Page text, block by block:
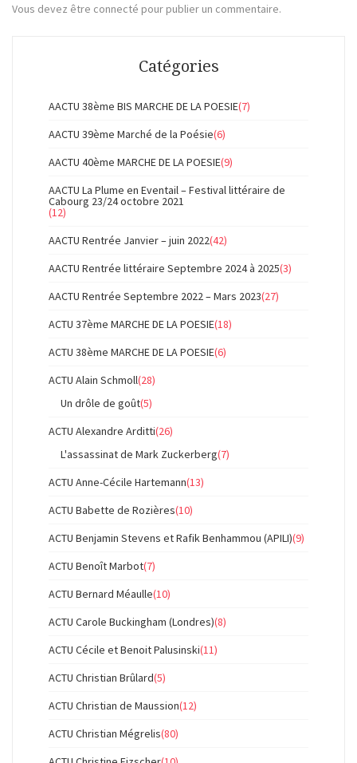
Vous devez être connecté pour publier un commentaire.
Catégories
AACTU 38ème BIS MARCHE DE LA POESIE(7)
AACTU 39ème Marché de la Poésie(6)
AACTU 40ème MARCHE DE LA POESIE(9)
AACTU La Plume en Eventail – Festival littéraire de
Cabourg 23/24 octobre 2021
(12)
AACTU Rentrée Janvier – juin 2022(42)
AACTU Rentrée littéraire Septembre 2024 à 2025(3)
AACTU Rentrée Septembre 2022 – Mars 2023(27)
ACTU 37ème MARCHE DE LA POESIE(18)
ACTU 38ème MARCHE DE LA POESIE(6)
ACTU Alain Schmoll(28)
Un drôle de goût(5)
ACTU Alexandre Arditti(26)
L'assassinat de Mark Zuckerberg(7)
ACTU Anne-Cécile Hartemann(13)
ACTU Babette de Rozières(10)
ACTU Benjamin Stevens et Rafik Benhammou (APILI)(9)
ACTU Benoît Marbot(7)
ACTU Bernard Méaulle(10)
ACTU Carole Buckingham (Londres)(8)
ACTU Cécile et Benoit Palusinski(11)
ACTU Christian Brûlard(5)
ACTU Christian de Maussion(12)
ACTU Christian Mégrelis(80)